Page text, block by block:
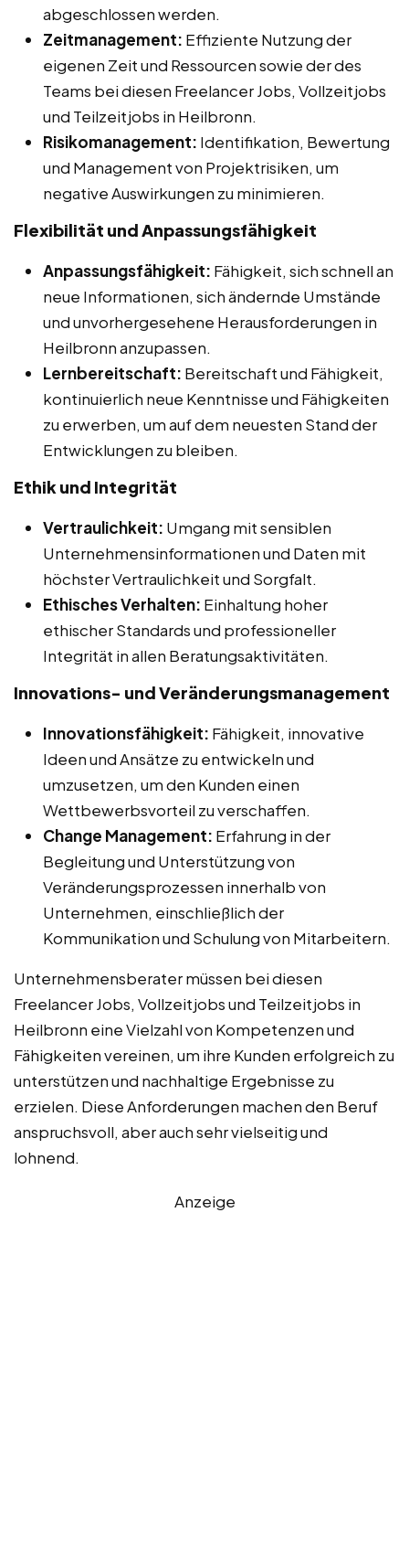
abgeschlossen werden.
Zeitmanagement: Effiziente Nutzung der
eigenen Zeit und Ressourcen sowie der des
Teams bei diesen Freelancer Jobs, Vollzeitjobs
und Teilzeitjobs in Heilbronn.
Risikomanagement: Identifikation, Bewertung
und Management von Projektrisiken, um
negative Auswirkungen zu minimieren.
Flexibilität und Anpassungsfähigkeit
Anpassungsfähigkeit: Fähigkeit, sich schnell an
neue Informationen, sich ändernde Umstände
und unvorhergesehene Herausforderungen in
Heilbronn anzupassen.
Lernbereitschaft: Bereitschaft und Fähigkeit,
kontinuierlich neue Kenntnisse und Fähigkeiten
zu erwerben, um auf dem neuesten Stand der
Entwicklungen zu bleiben.
Ethik und Integrität
Vertraulichkeit: Umgang mit sensiblen
Unternehmensinformationen und Daten mit
höchster Vertraulichkeit und Sorgfalt.
Ethisches Verhalten: Einhaltung hoher
ethischer Standards und professioneller
Integrität in allen Beratungsaktivitäten.
Innovations- und Veränderungsmanagement
Innovationsfähigkeit: Fähigkeit, innovative
Ideen und Ansätze zu entwickeln und
umzusetzen, um den Kunden einen
Wettbewerbsvorteil zu verschaffen.
Change Management: Erfahrung in der
Begleitung und Unterstützung von
Veränderungsprozessen innerhalb von
Unternehmen, einschließlich der
Kommunikation und Schulung von Mitarbeitern.
Unternehmensberater müssen bei diesen
Freelancer Jobs, Vollzeitjobs und Teilzeitjobs in
Heilbronn eine Vielzahl von Kompetenzen und
Fähigkeiten vereinen, um ihre Kunden erfolgreich zu
unterstützen und nachhaltige Ergebnisse zu
erzielen. Diese Anforderungen machen den Beruf
anspruchsvoll, aber auch sehr vielseitig und
lohnend.
Anzeige